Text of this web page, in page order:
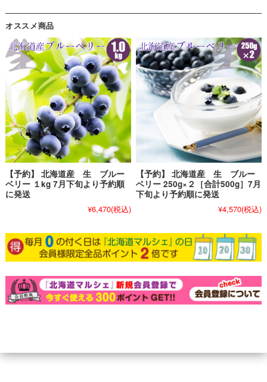
オススメ商品
【予約】 北海道産 生 ブルー
ベリー １kg 7月下旬より予約順
に発送
¥6,470(税込)
【予約】 北海道産 生 ブルー
ベリー 250g×２［合計500g］7月
下旬より予約順に発送
¥4,570(税込)